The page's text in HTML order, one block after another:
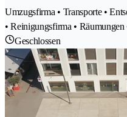
Umzugsfirma • Transporte •
• Reinigungsfirma •
Geschlossen